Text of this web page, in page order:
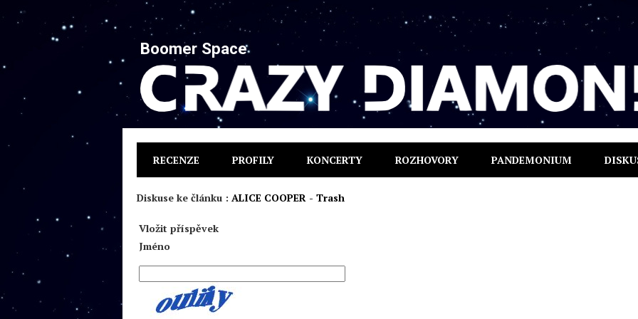
Boomer Space
RECENZE PROFILY KONCERTY ROZHOVORY PANDEMONIUM
Diskuse ke článku : ALICE COOPER - Trash
Vložit příspěvek
Jméno